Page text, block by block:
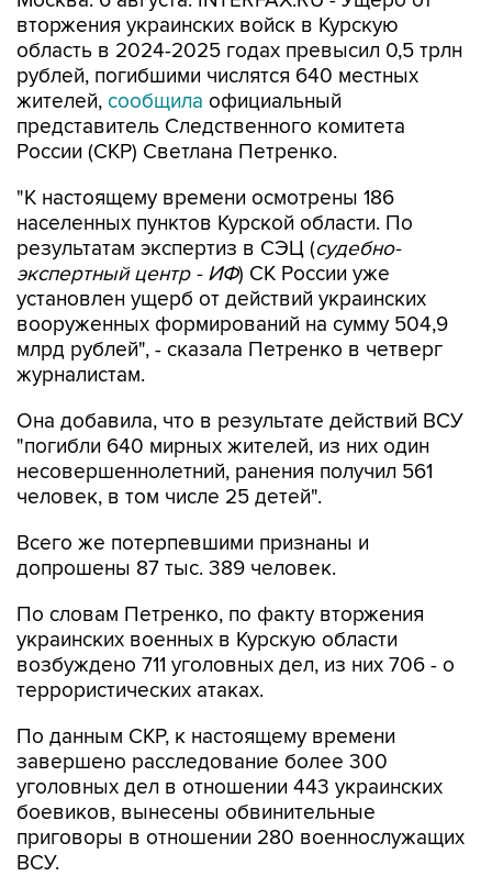
вторжения украинских войск в Курскую
область в 2024-2025 годах превысил 0,5 трлн
рублей, погибшими числятся 640 местных
жителей, сообщила официальный
представитель Следственного комитета
России (СКР) Светлана Петренко.
"К настоящему времени осмотрены 186
населенных пунктов Курской области. По
результатам экспертиз в СЭЦ (судебно-
экспертный центр - ИФ) СК России уже
установлен ущерб от действий украинских
вооруженных формирований на сумму 504,9
млрд рублей", - сказала Петренко в четверг
журналистам.
Она добавила, что в результате действий ВСУ
"погибли 640 мирных жителей, из них один
несовершеннолетний, ранения получил 561
человек, в том числе 25 детей".
Всего же потерпевшими признаны и
допрошены 87 тыс. 389 человек.
По словам Петренко, по факту вторжения
украинских военных в Курскую области
возбуждено 711 уголовных дел, из них 706 - о
террористических атаках.
По данным СКР, к настоящему времени
завершено расследование более 300
уголовных дел в отношении 443 украинских
боевиков, вынесены обвинительные
приговоры в отношении 280 военнослужащих
ВСУ.